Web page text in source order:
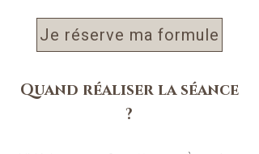
Je réserve ma formule
Quand réaliser la séance
?